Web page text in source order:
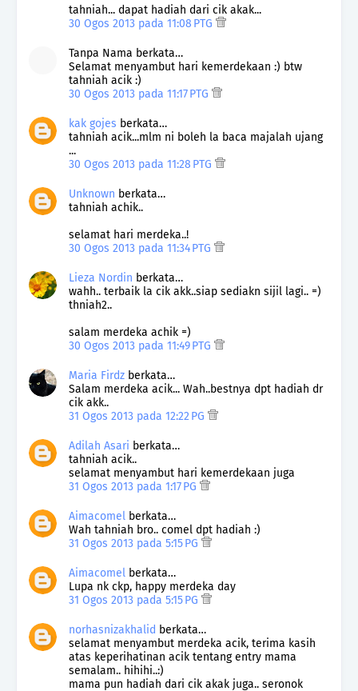
tahniah... dapat hadiah dari cik akak...
30 Ogos 2013 pada 11:08 PTG
Tanpa Nama berkata…
Selamat menyambut hari kemerdekaan :) btw
tahniah acik :)
30 Ogos 2013 pada 11:17 PTG
kak gojes berkata…
tahniah acik...mlm ni boleh la baca majalah ujang
...
30 Ogos 2013 pada 11:28 PTG
Unknown berkata…
tahniah achik..
selamat hari merdeka..!
30 Ogos 2013 pada 11:34 PTG
Lieza Nordin berkata…
wahh.. terbaik la cik akk..siap sediakn sijil lagi.. =)
thniah2..
salam merdeka achik =)
30 Ogos 2013 pada 11:49 PTG
Maria Firdz berkata…
Salam merdeka acik... Wah..bestnya dpt hadiah dr
cik akk..
31 Ogos 2013 pada 12:22 PG
Adilah Asari berkata…
tahniah acik..
selamat menyambut hari kemerdekaan juga
31 Ogos 2013 pada 1:17 PG
Aimacomel berkata…
Wah tahniah bro.. comel dpt hadiah :)
31 Ogos 2013 pada 5:15 PG
Aimacomel berkata…
Lupa nk ckp, happy merdeka day
31 Ogos 2013 pada 5:15 PG
norhasnizakhalid berkata…
selamat menyambut merdeka acik, terima kasih
atas keperihatinan acik tentang entry mama
semalam.. hihihi..:)
mama pun hadiah dari cik akak juga.. seronok